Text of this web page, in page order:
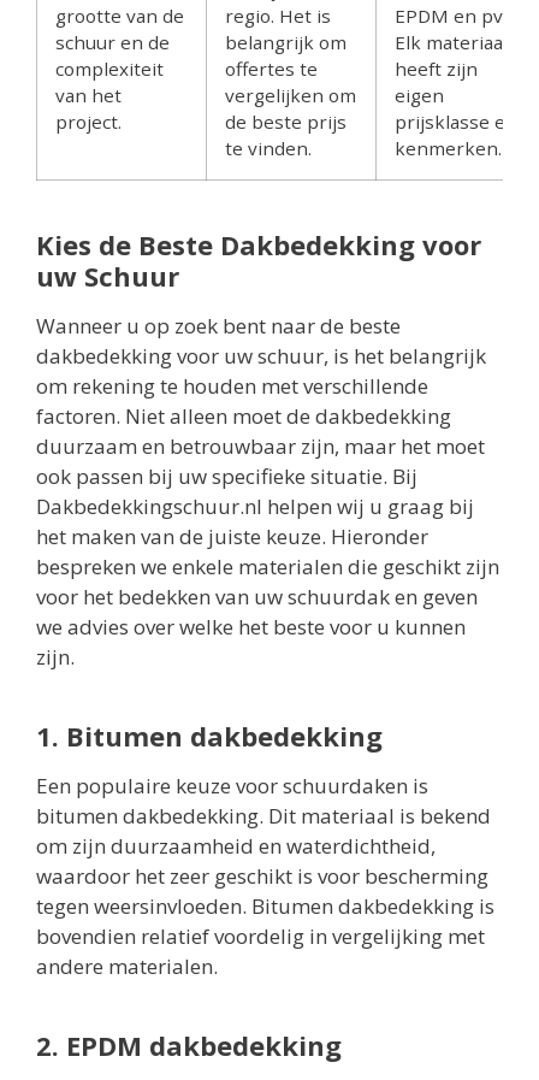
grootte van de
schuur en de
complexiteit
van het
project.
regio. Het is
belangrijk om
offertes te
vergelijken om
de beste prijs
te vinden.
EPDM en pvc.
Elk materiaal
heeft zijn
eigen
prijsklasse en
kenmerken.
Kies de Beste Dakbedekking voor
uw Schuur
Wanneer u op zoek bent naar de beste
dakbedekking voor uw schuur, is het belangrijk
om rekening te houden met verschillende
factoren. Niet alleen moet de dakbedekking
duurzaam en betrouwbaar zijn, maar het moet
ook passen bij uw specifieke situatie. Bij
Dakbedekkingschuur.nl helpen wij u graag bij
het maken van de juiste keuze. Hieronder
bespreken we enkele materialen die geschikt zijn
voor het bedekken van uw schuurdak en geven
we advies over welke het beste voor u kunnen
zijn.
1. Bitumen dakbedekking
Een populaire keuze voor schuurdaken is
bitumen dakbedekking. Dit materiaal is bekend
om zijn duurzaamheid en waterdichtheid,
waardoor het zeer geschikt is voor bescherming
tegen weersinvloeden. Bitumen dakbedekking is
bovendien relatief voordelig in vergelijking met
andere materialen.
2. EPDM dakbedekking